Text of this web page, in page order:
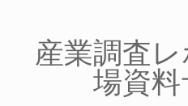
産業調査
場資料